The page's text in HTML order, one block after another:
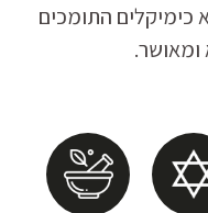
כימיקלים התומכים
ומאושר.